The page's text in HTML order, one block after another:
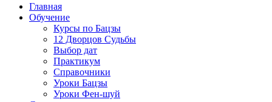
Главная
Обучение
Курсы по Бацзы
12 Дворцов Судьбы
Выбор дат
Практикум
Справочники
Уроки Бацзы
Уроки Фен-шуй